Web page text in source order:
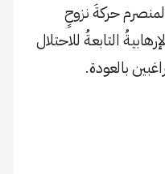
حركةَ نزوحٍ
التابعةُ للاحتلال
بالعودة.